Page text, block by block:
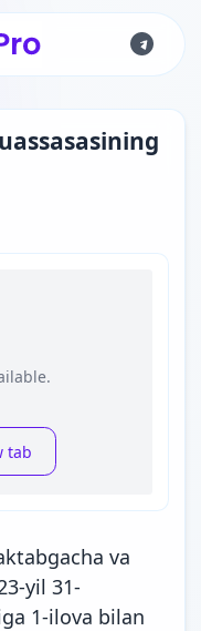
tab
va
yil 31-
1-ilova bilan